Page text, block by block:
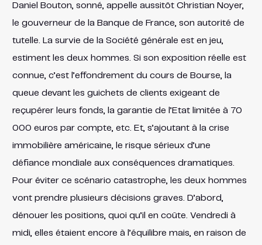
Daniel Bouton, sonné, appelle aussitôt Christian Noyer,
le gouverneur de la Banque de France, son autorité de
tutelle. La survie de la Société générale est en jeu,
estiment les deux hommes. Si son exposition réelle est
connue, c’est l’effondrement du cours de Bourse, la
queue devant les guichets de clients exigeant de
reçupérer leurs fonds, la garantie de l’Etat limitée à 70
000 euros par compte, etc. Et, s’ajoutant à la crise
immobilière américaine, le risque sérieux d’une
défiance mondiale aux conséquences dramatiques.
Pour éviter ce scénario catastrophe, les deux hommes
vont prendre plusieurs décisions graves. D’abord,
dénouer les positions, quoi qu’il en coûte. Vendredi à
midi, elles étaient encore à l’équilibre mais, en raison de